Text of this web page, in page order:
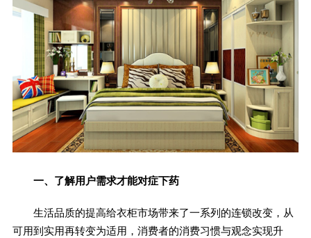
一、了解用户需求才能对症下药
生活品质的提高给衣柜市场带来了一系列的连锁改变，从
可用到实用再转变为适用，消费者的消费习惯与观念实现升